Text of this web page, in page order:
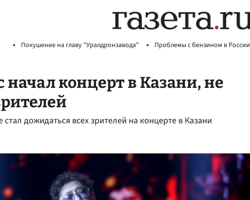
Покушение на главу "Уралдронзавода" Проблемы с бензином в России
начал концерт в Казани, не
дожидаться всех зрителей на концерте в Казани